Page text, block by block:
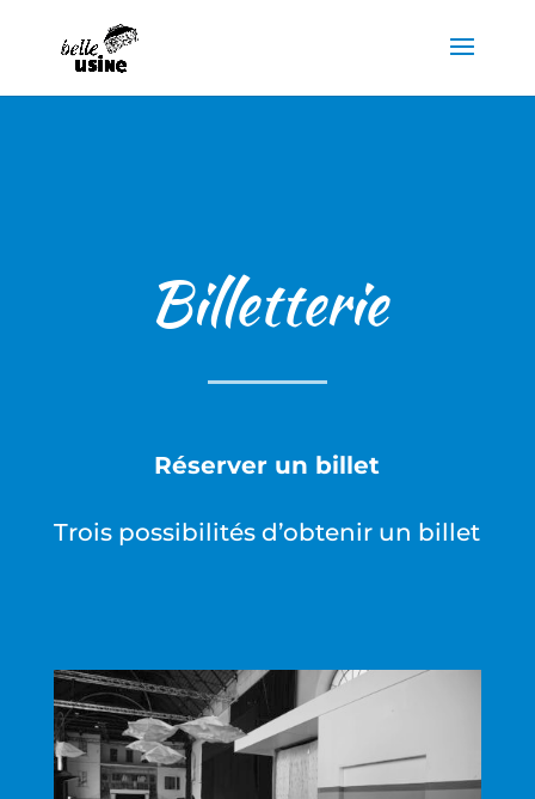
Billetterie
Réserver un billet
Trois possibilités d’obtenir un billet